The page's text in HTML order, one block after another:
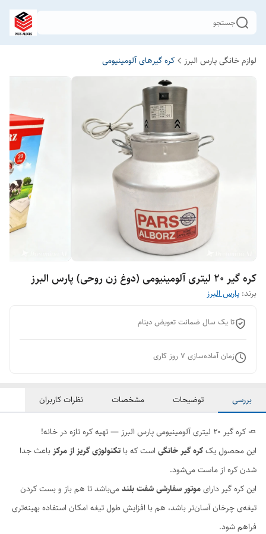
جستجو
لوازم خانگی پارس البرز کره گیرهای آلومینیومی
کره گیر 20 لیتری آلومینیومی (دوغ زن روحی) پارس البرز
برند: پارس البرز
تا یک سال ضمانت تعویض دینام
زمان آماده‌سازی 7 روز کاری
بررسی توضیحات مشخصات نظرات کاربران
🧈 کره گیر ۲۰ لیتری آلومینیومی پارس البرز — تهیه کره تازه در خانه!
این محصول یککره گیر خانگی است که باتکنولوژی گریز از مرکز باعث جدا
شدن کره از ماست می‌شود.
این کره گیر دارایموتور سفارشی شفت بلندمی‌باشد تا هم باز و بست کردن
تیغه‌ی چرخان آسان‌تر باشد، هم با افزایش طول تیغه امکان استفاده بهینه‌تری
فراهم شود.